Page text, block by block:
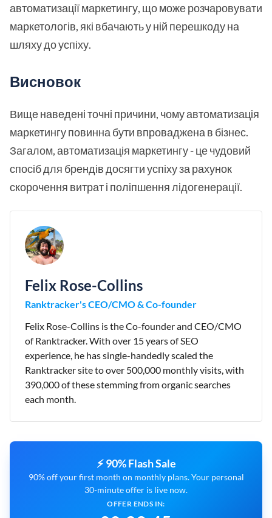
автоматизації маркетингу, що може розчаровувати
маркетологів, які вбачають у ній перешкоду на
шляху до успіху.
Висновок
Вище наведені точні причини, чому автоматизація
маркетингу повинна бути впроваджена в бізнес.
Загалом, автоматизація маркетингу - це чудовий
спосіб для брендів досягти успіху за рахунок
скорочення витрат і поліпшення лідогенерації.
Felix Rose-Collins
Ranktracker's CEO/CMO & Co-founder
Felix Rose-Collins is the Co-founder and CEO/CMO
of Ranktracker. With over 15 years of SEO
experience, he has single-handedly scaled the
Ranktracker site to over 500,000 monthly visits, with
390,000 of these stemming from organic searches
each month.
⚡ 90% Flash Sale
90% off your first month on monthly plans. Your personal
30-minute offer is live now.
OFFER ENDS IN: